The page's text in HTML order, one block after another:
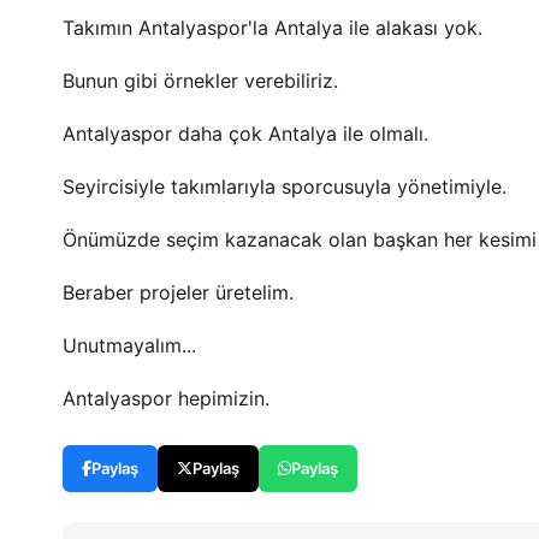
Takımın Antalyaspor'la Antalya ile alakası yok.
Bunun gibi örnekler verebiliriz.
Antalyaspor daha çok Antalya ile olmalı.
Seyircisiyle takımlarıyla sporcusuyla yönetimiyle.
Önümüzde seçim kazanacak olan başkan her
Beraber projeler üretelim.
Unutmayalım...
Antalyaspor hepimizin.
Paylaş Paylaş Paylaş